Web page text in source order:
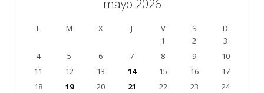
mayo 2026
L M X J V S
D
1
2
3
4
5 6 7 8 9
10
11
12 13 14 15 16
17
18
19 20 21 22 23
24